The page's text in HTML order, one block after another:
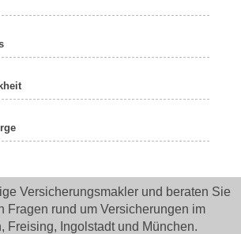
Versicherungsmakler und beraten Sie
Fragen rund um Versicherungen im
Freising, Ingolstadt und München.